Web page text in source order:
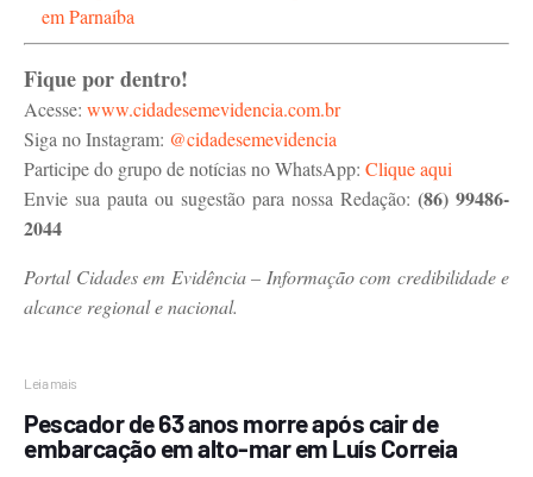
em Parnaíba
Fique por dentro!
Acesse: www.cidadesemevidencia.com.br
Siga no Instagram: @cidadesemevidencia
Participe do grupo de notícias no WhatsApp: Clique aqui
Envie sua pauta ou sugestão para nossa Redação: (86) 99486-
2044
Portal Cidades em Evidência – Informação com credibilidade e
alcance regional e nacional.
Leia mais
Pescador de 63 anos morre após cair de
embarcação em alto-mar em Luís Correia